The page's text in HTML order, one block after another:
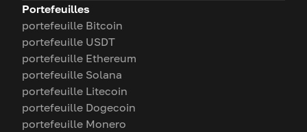
Portefeuilles
portefeuille Bitcoin
portefeuille USDT
portefeuille Ethereum
portefeuille Solana
portefeuille Litecoin
portefeuille Dogecoin
portefeuille Monero